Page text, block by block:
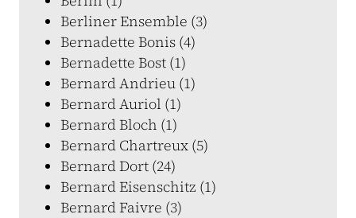
Berliner Ensemble (3)
Bernadette Bonis (4)
Bernadette Bost (1)
Bernard Andrieu (1)
Bernard Auriol (1)
Bernard Bloch (1)
Bernard Chartreux (5)
Bernard Dort (24)
Bernard Eisenschitz (1)
Bernard Faivre (3)